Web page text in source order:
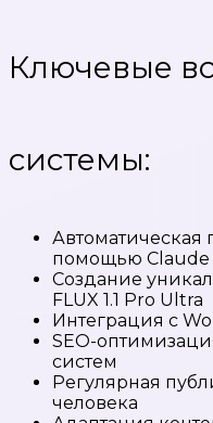
Ключевые
системы:
Автоматическая
помощью Claude
Создание
FLUX 1.1 Pro Ultra
Интеграция с
SEO-
систем
Регулярная
человека